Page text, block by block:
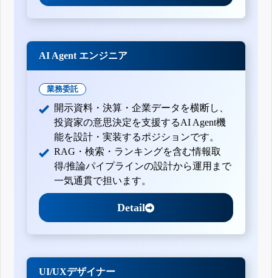
AI Agent エンジニア
業務委託
開示資料・決算・企業データを横断し、
投資家の意思決定を支援するAI Agent機
能を設計・実装するポジションです。
RAG・検索・ランキングを含む情報取
得/推論パイプラインの設計から運用まで
一気通貫で担います。
Detail
UI/UXデザイナー